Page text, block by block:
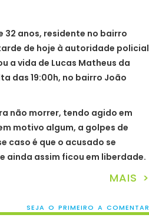
32 anos, residente no bairro
de hoje à autoridade policial
a vida de Lucas Matheus da
das 19:00h, no bairro João
não morrer, tendo agido em
motivo algum, a golpes de
caso é que o acusado se
ainda assim ficou em liberdade.
MAIS >
SEJA O PRIMEIRO A COMENTAR